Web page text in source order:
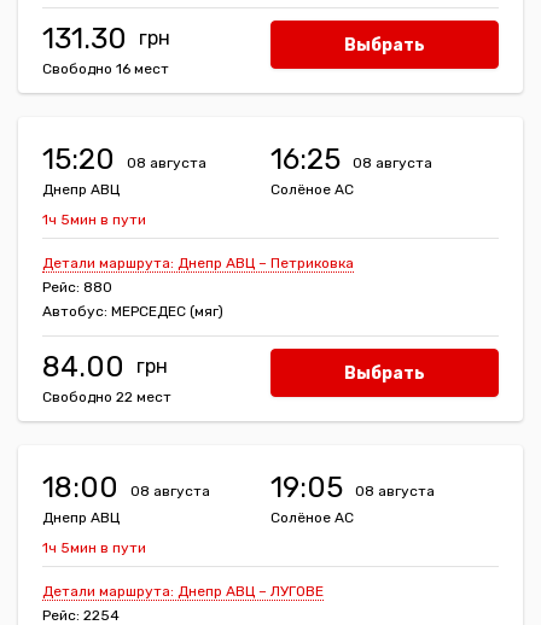
131.30
Свободно 16 мест
Выбрать
15:20
08 августа
Днепр АВЦ
16:25
08 августа
Солёное АС
1ч 5мин в пути
Детали маршрута: Днепр АВЦ – Петриковка
Рейс: 880
Автобус: МЕРСЕДЕС (мяг)
84.00
Свободно 22 мест
Выбрать
18:00
08 августа
Днепр АВЦ
19:05
08 августа
Солёное АС
1ч 5мин в пути
Детали маршрута: Днепр АВЦ – ЛУГОВЕ
Рейс: 2254